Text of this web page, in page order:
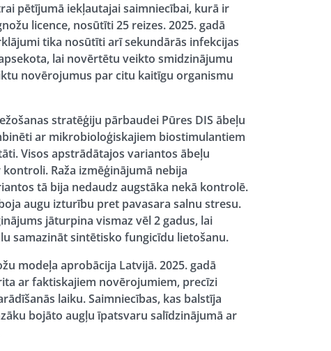
pētījumā iekļautajai saimniecībai, kurā ir
licence, nosūtīti 25 reizes. 2025. gadā
tika nosūtīti arī sekundārās infekcijas
lai novērtētu veikto smidzinājumu
novērojumus par citu kaitīgu organismu
stratēģiju pārbaudei Pūres DIS ābeļu
ar mikrobioloģiskajiem biostimulantiem
Visos apstrādātajos variantos ābeļu
Raža izmēģinājumā nebija
tā bija nedaudz augstāka nekā kontrolē.
augu izturību pret pavasara salnu stresu.
jāturpina vismaz vēl 2 gadus, lai
samazināt sintētisko fungicīdu lietošanu.
modeļa aprobācija Latvijā. 2025. gadā
ar faktiskajiem novērojumiem, precīzi
laiku. Saimniecības, kas balstīja
bojāto augļu īpatsvaru salīdzinājumā ar